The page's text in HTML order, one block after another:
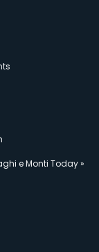
e Monti Today »